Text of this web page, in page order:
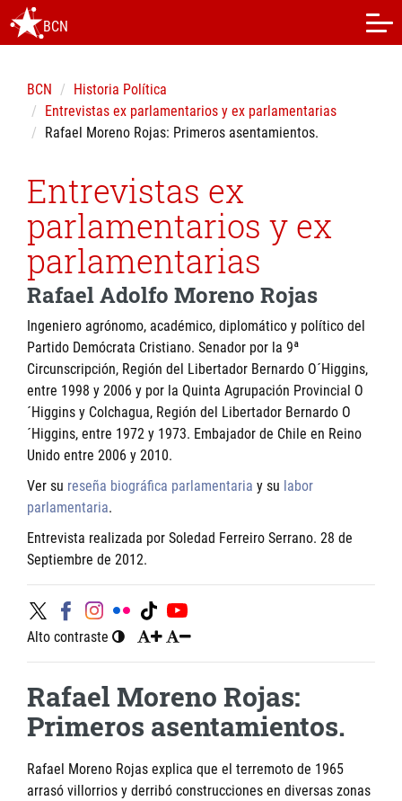
BCN
BCN
Historia Política
Entrevistas ex parlamentarios y ex parlamentarias
Rafael Moreno Rojas: Primeros asentamientos.
Entrevistas ex
parlamentarios y ex
parlamentarias
Rafael Adolfo Moreno Rojas
Ingeniero agrónomo, académico, diplomático y político del
Partido Demócrata Cristiano. Senador por la 9ª
Circunscripción, Región del Libertador Bernardo O´Higgins,
entre 1998 y 2006 y por la Quinta Agrupación Provincial O
´Higgins y Colchagua, Región del Libertador Bernardo O
´Higgins, entre 1972 y 1973. Embajador de Chile en Reino
Unido entre 2006 y 2010.
Ver su reseña biográfica parlamentaria y su labor
parlamentaria.
Entrevista realizada por Soledad Ferreiro Serrano. 28 de
Septiembre de 2012.
Alto contraste
Rafael Moreno Rojas:
Primeros asentamientos.
Rafael Moreno Rojas explica que el terremoto de 1965
arrasó villorrios y derribó construcciones en diversas zonas